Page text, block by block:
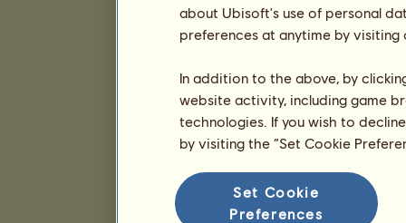
about Ubisoft's use of personal
preferences at anytime by
In addition to the above, by
website activity, including game
technologies. If you wish to
by visiting the “Set Cookie
Set Cookie
Preferences